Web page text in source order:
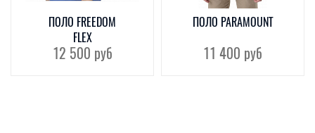
ПОЛО FREEDOM
FLEX
12 500 руб
ПОЛО PARAMOUNT
11 400 руб